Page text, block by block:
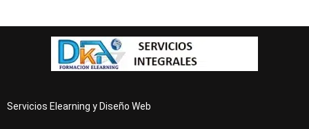
Servicios Elearning y Diseño Web